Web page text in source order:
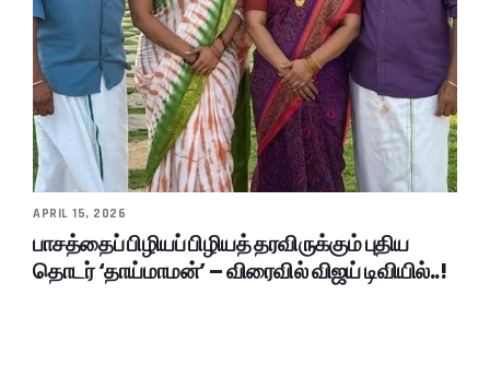
APRIL 15, 2026
பாசத்தைப் பிழியப் பிழியத் தரவிருக்கும் புதிய
தொடர் ‘தாய்மாமன்’ – விரைவில் விஜய் டிவியில்..!